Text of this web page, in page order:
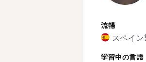
流暢
スペイ
学習中の言語